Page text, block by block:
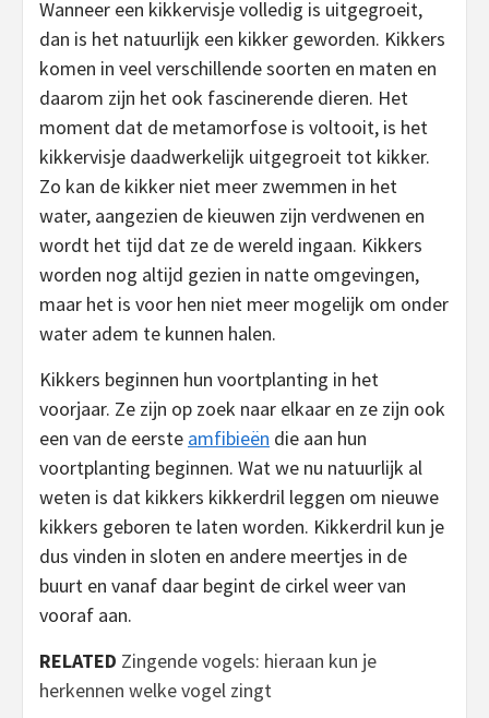
Wanneer een kikkervisje volledig is uitgegroeit,
dan is het natuurlijk een kikker geworden. Kikkers
komen in veel verschillende soorten en maten en
daarom zijn het ook fascinerende dieren. Het
moment dat de metamorfose is voltooit, is het
kikkervisje daadwerkelijk uitgegroeit tot kikker.
Zo kan de kikker niet meer zwemmen in het
water, aangezien de kieuwen zijn verdwenen en
wordt het tijd dat ze de wereld ingaan. Kikkers
worden nog altijd gezien in natte omgevingen,
maar het is voor hen niet meer mogelijk om onder
water adem te kunnen halen.
Kikkers beginnen hun voortplanting in het
voorjaar. Ze zijn op zoek naar elkaar en ze zijn ook
een van de eerste amfibieën die aan hun
voortplanting beginnen. Wat we nu natuurlijk al
weten is dat kikkers kikkerdril leggen om nieuwe
kikkers geboren te laten worden. Kikkerdril kun je
dus vinden in sloten en andere meertjes in de
buurt en vanaf daar begint de cirkel weer van
vooraf aan.
RELATED Zingende vogels: hieraan kun je
herkennen welke vogel zingt